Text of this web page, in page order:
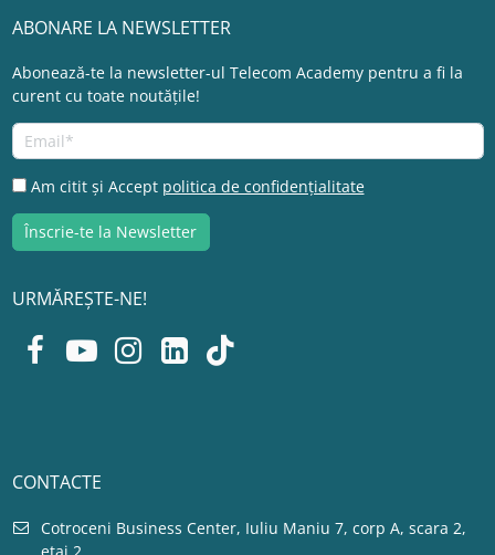
ABONARE LA NEWSLETTER
Abonează-te la newsletter-ul Telecom Academy pentru a fi la
curent cu toate noutățile!
Am citit și Accept politica de confidențialitate
URMĂREȘTE-NE!
CONTACTE
Cotroceni Business Center, Iuliu Maniu 7, corp A, scara 2,
etaj 2.